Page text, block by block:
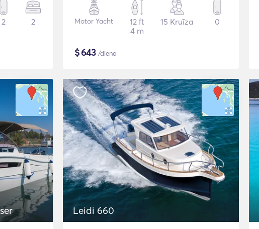
2 2 Motor Yacht
12 ft
4 m
15 Kruīza 0
$643 /diena
Leidi 660